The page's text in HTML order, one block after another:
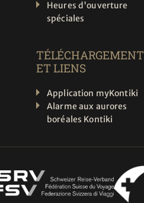
Heures d'ouverture
spéciales
TÉLÉCHARGEMENT
ET LIENS
Application myKontiki
Alarme aux aurores
boréales Kontiki